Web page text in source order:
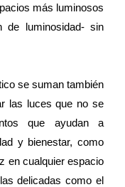
más luminosos
de luminosidad- sin
se suman también
las luces que no se
que ayudan a
y bienestar, como
en cualquier espacio
delicadas como el